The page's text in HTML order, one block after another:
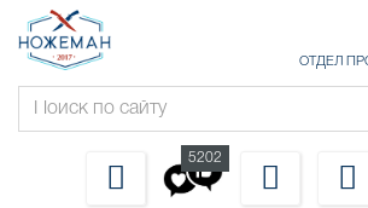
ОТДЕЛ
5202